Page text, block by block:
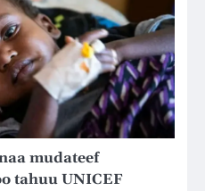
mudateef
tahuu UNICEF